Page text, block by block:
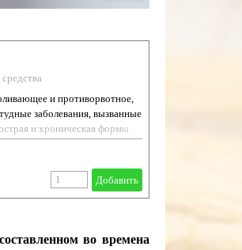
и противорвотное,
заболевания, вызванные
и хроническая формы
Добавить
во времена